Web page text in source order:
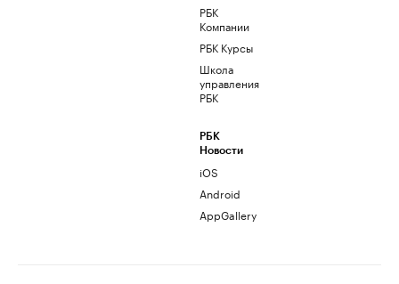
РБК
Компании
РБК Курсы
Школа
управления
РБК
РБК
Новости
iOS
Android
AppGallery